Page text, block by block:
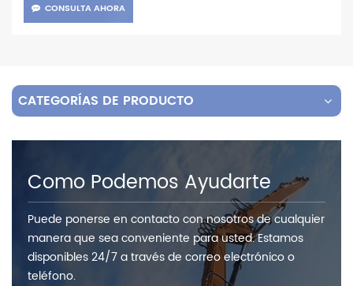
CONSULTA AHORA
CATEGORÍAS DE PRODUCTO
Como Podemos Ayudarte
Puede ponerse en contacto con nosotros de cualquier
manera que sea conveniente para usted. Estamos
disponibles 24/7 a través de correo electrónico o
teléfono.